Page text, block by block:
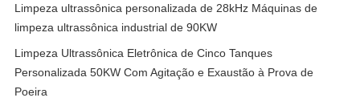
Limpeza ultrassônica personalizada de 28kHz Máquinas de
limpeza ultrassônica industrial de 90KW
Limpeza Ultrassônica Eletrônica de Cinco Tanques
Personalizada 50KW Com Agitação e Exaustão à Prova de
Poeira